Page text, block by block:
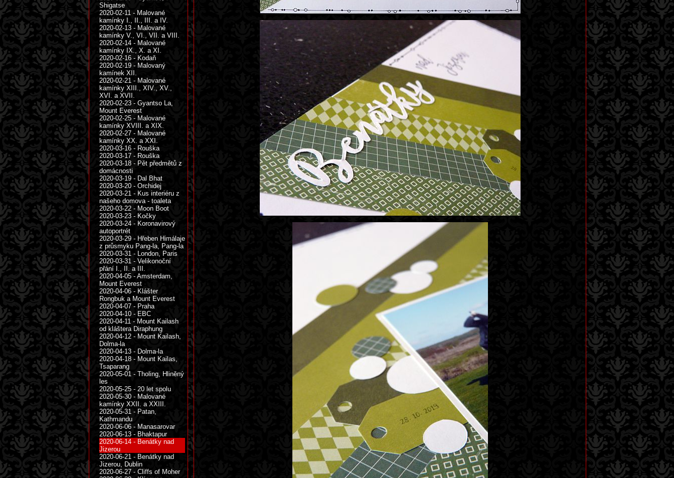
Shigatse
2020-02-11 - Malované
kamínky I., II., III. a IV.
2020-02-13 - Malované
kamínky V., VI., VII. a VIII.
2020-02-14 - Malované
kamínky IX., X. a XI.
2020-02-16 - Kodaň
2020-02-19 - Malovaný
kamínek XII.
2020-02-21 - Malované
kamínky XIII., XIV., XV.,
XVI. a XVII.
2020-02-23 - Gyantso La,
Mount Everest
2020-02-25 - Malované
kamínky XVIII. a XIX.
2020-02-27 - Malované
kamínky XX. a XXI.
2020-03-16 - Rouška
2020-03-17 - Rouška
2020-03-18 - Pět předmětů z
domácnosti
2020-03-19 - Dal Bhat
2020-03-20 - Orchidej
2020-03-21 - Kus interiéru z
našeho domova - toaleta
2020-03-22 - Moon Boot
2020-03-23 - Kočky
2020-03-24 - Koronavirový
autoportrét
2020-03-29 - Hřeben Himálaje
z průsmyku Pang-la, Pang-la
2020-03-31 - London, Paris
2020-03-31 - Velikonoční
přání I., II. a III.
2020-04-05 - Amsterdam,
Mount Everest
2020-04-06 - Klášter
Rongbuk a Mount Everest
2020-04-07 - Praha
2020-04-10 - EBC
2020-04-11 - Mount Kailash
od kláštera Diraphung
2020-04-12 - Mount Kailash,
Dolma-la
2020-04-13 - Dolma-la
2020-04-18 - Mount Kailas,
Tsaparang
2020-05-01 - Tholing, Hliněný
les
2020-05-25 - 20 let spolu
2020-05-30 - Malované
kamínky XXII. a XXIII.
2020-05-31 - Patan,
Kathmandu
2020-06-06 - Manasarovar
2020-06-13 - Bhaktapur
2020-06-14 - Benátky nad
Jizerou
2020-06-21 - Benátky nad
Jizerou, Dublin
2020-06-27 - Cliffs of Moher